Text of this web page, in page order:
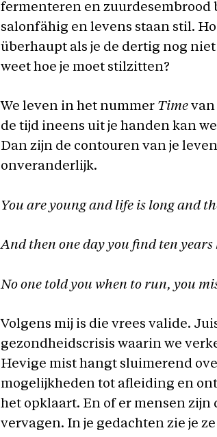
fermenteren en zuurdesembrood
salonfähig en levens staan stil.
überhaupt als je de dertig nog
weet hoe je moet stilzitten?
We leven in het nummer Time van
de tijd ineens uit je handen kan
Dan zijn de contouren van je
onveranderlijk.
You are young and life is long and
And then one day you find ten years
No one told you when to run, you
Volgens mij is die vrees valide.
gezondheidscrisis waarin we
Hevige mist hangt sluimerend
mogelijkheden tot afleiding en
het opklaart. En of er mensen
vervagen. In je gedachten zie je